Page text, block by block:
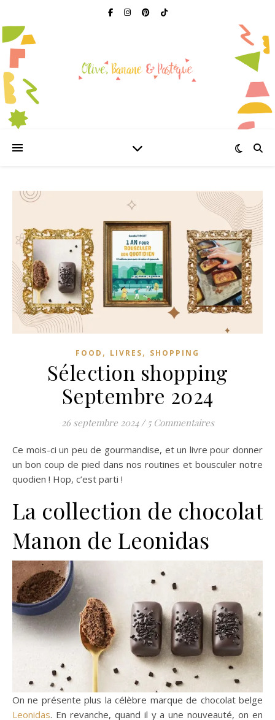
FOOD , LIVRES, SHOPPING
Sélection shopping
Septembre 2024
26 septembre 2024 / 5 Commentaires
Ce mois-ci un peu de gourmandise, et un livre pour donner
un bon coup de pied dans nos routines et bousculer notre
quodien ! Hop, c’est parti !
La collection de chocolat
Manon de Leonidas
On ne présente plus la célèbre marque de chocolat belge
Leonidas. En revanche, quand il y a une nouveauté, on en